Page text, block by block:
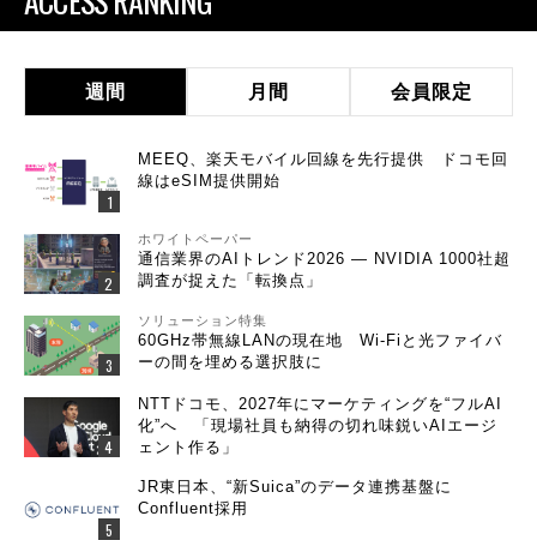
週間 月間 会員限定
MEEQ、楽天モバイル回線を先行提供 ドコモ回
線はeSIM提供開始
ホワイトペーパー
通信業界のAIトレンド2026 ― NVIDIA 1000社超
調査が捉えた「転換点」
ソリューション特集
60GHz帯無線LANの現在地 Wi-Fiと光ファイバ
ーの間を埋める選択肢に
NTTドコモ、2027年にマーケティングを“フルAI
化”へ 「現場社員も納得の切れ味鋭いAIエージ
ェント作る」
JR東日本、“新Suica”のデータ連携基盤に
Confluent採用